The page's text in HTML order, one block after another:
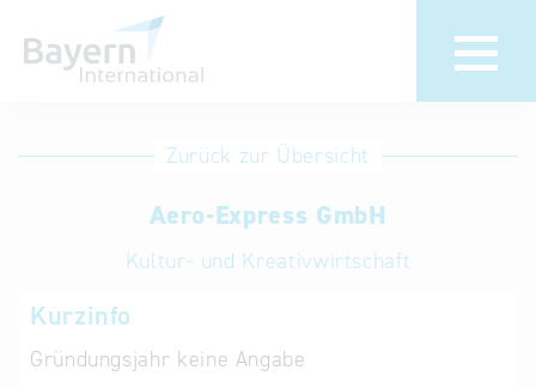
Anmeldung
Unternehmen
anmelden
Eintrag
löschen
Aktualisieren
Zurück zur Übersicht
Aero-Express GmbH
Kultur- und Kreativwirtschaft
Kurzinfo
Gründungsjahr keine Angabe